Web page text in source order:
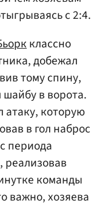
с 2:4.
классно
добежал
тому спину,
в ворота.
атаку, которую
в гол наброс
периода
реализовав
команды
важно, хозяева